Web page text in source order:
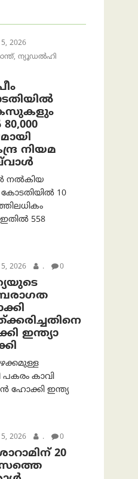
2026
ന്യൂഡല്‍ഹി
നിയമ
നൽകിയ
10
558
2026 . 0
ഇന്ത്യാ
പകരം കാവി
ഹോക്കി ഇന്ത്യ
2026 . 0
20